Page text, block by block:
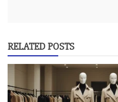
RELATED POSTS